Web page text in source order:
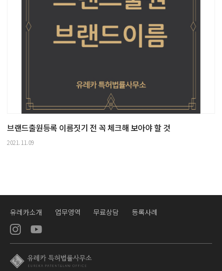
브랜드출원등록 이름짓기 전 꼭 체크해 보아야 할 것
2021.11.09
유레카소개 업무영역 무료상담 등록사례